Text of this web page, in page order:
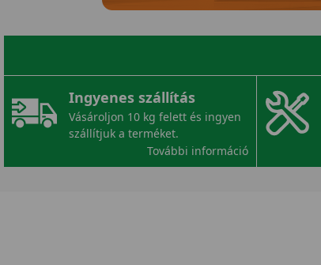
Ingyenes szállítás
Vásároljon 10 kg felett és ingyen
szállítjuk a terméket.
További információ